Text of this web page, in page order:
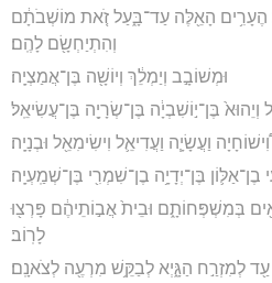
הֶעָרִ֥ים הָאֵ֖לֶּה עַד־בָּ֑עַל זֹ֚את מוֹשְׁבֹתָ֔ם
וְהִתְיַחְשָׂ֖ם לָהֶֽם׃
וּמְשׁוֹבָ֣ב וְיַמְלֵ֔ךְ וְיוֹשָׁ֖ה בֶּן־אֲמַצְיָֽה׃
וְיֵהוּא֙ בֶּן־י֣וֹשִׁבְיָ֔ה בֶּן־שְׂרָיָ֖ה בֶּן־עֲשִׂיאֵֽל׃
וִ֠ישׁוֹחָיָה וַעֲשָׂיָ֧ה וַעֲדִיאֵ֛ל וִישִׂימִאֵ֖ל וּבְנָיָֽה׃
בֶן־אַלּ֛וֹן בֶּן־יְדָיָ֥ה בֶן־שִׁמְרִ֖י בֶּן־שְׁמַֽעְיָֽה׃
בְּמִשְׁפְּחוֹתָ֑ם וּבֵית֙ אֲב֣וֹתֵיהֶ֔ם פָּרְצ֖וּ
לָרֽוֹב׃
עַ֖ד לְמִזְרַ֣ח הַגָּ֑יְא לְבַקֵּ֥שׁ מִרְעֶ֖ה לְצֹאנָֽם׃